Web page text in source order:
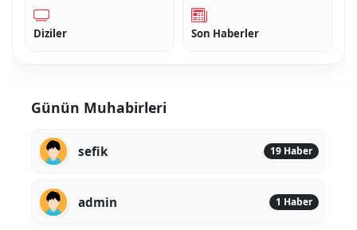
Diziler Son Haberler
Günün Muhabirleri
sefik 19 Haber
admin 1 Haber